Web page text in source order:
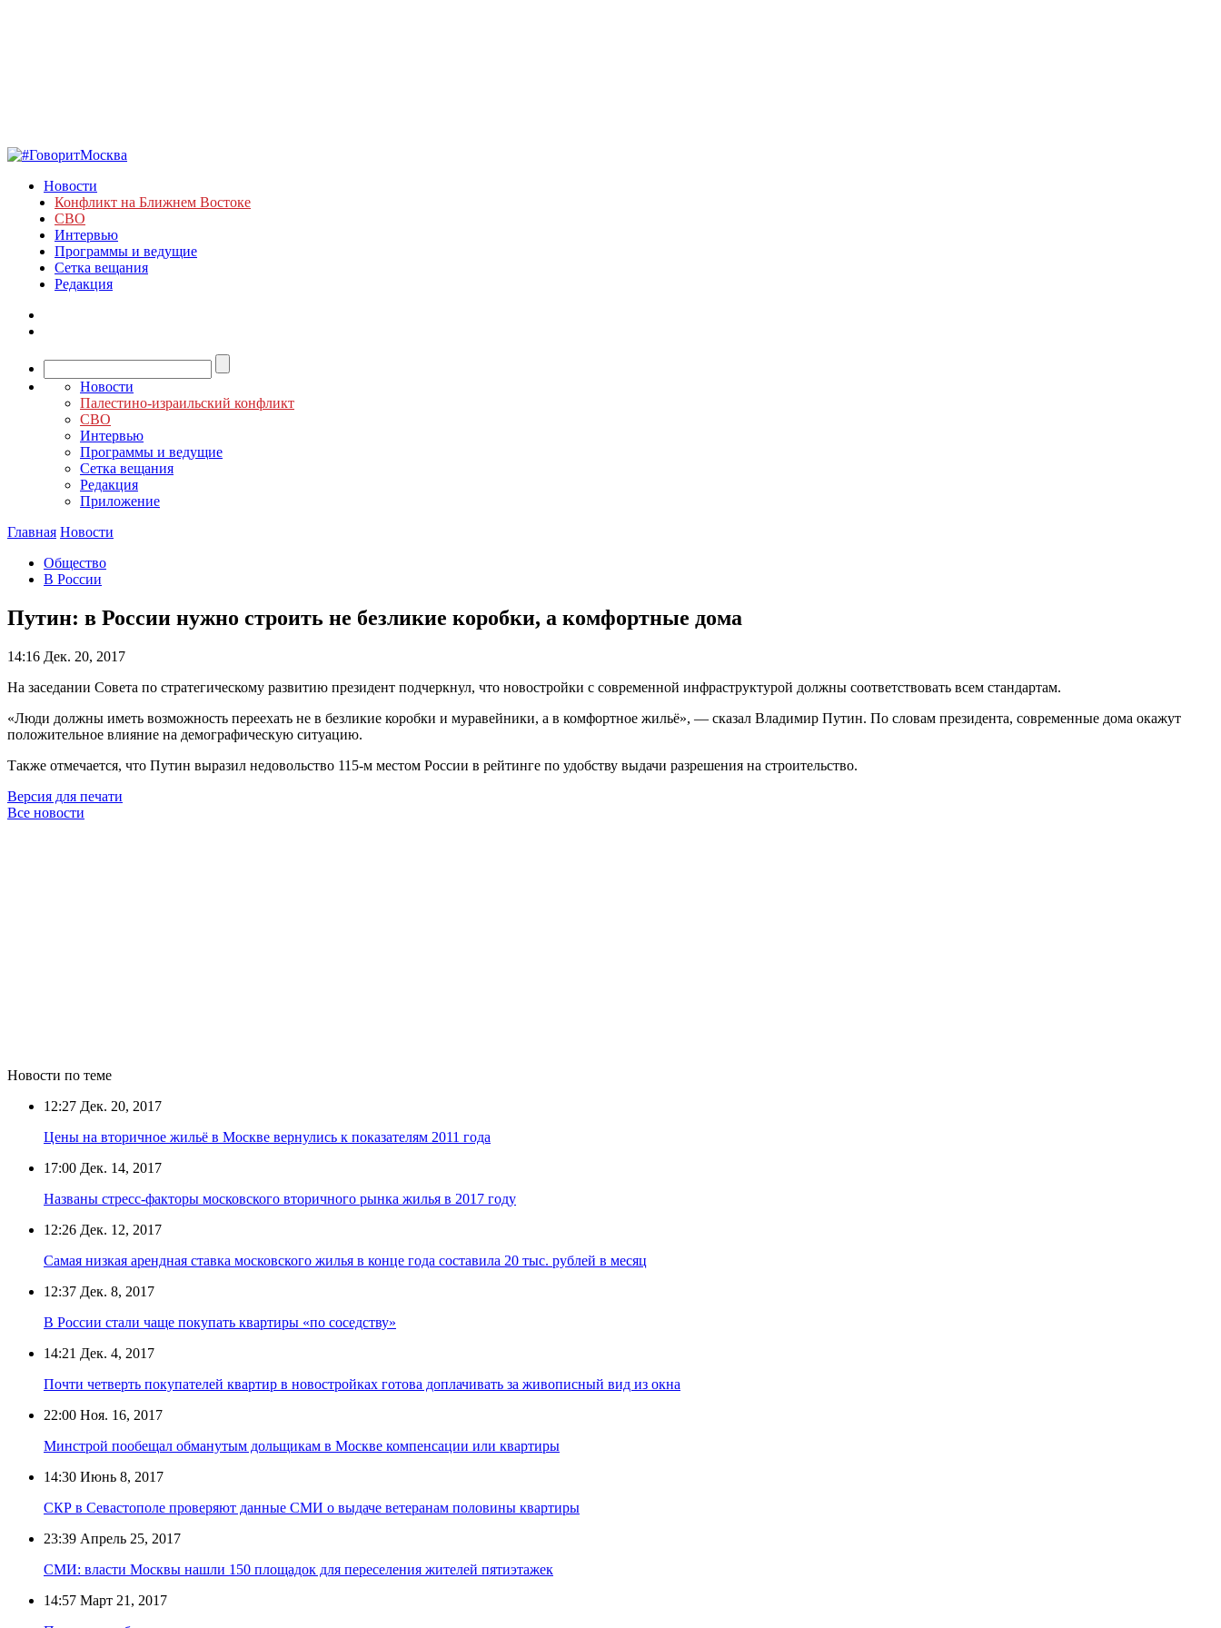
Новости
Конфликт на Ближнем Востоке
СВО
Интервью
Программы и ведущие
Сетка вещания
Редакция
Новости
Палестино-израильский конфликт
СВО
Интервью
Программы и ведущие
Сетка вещания
Редакция
Приложение
Главная Новости
Общество
В России
Путин: в России нужно строить не безликие коробки, а комфортные дома
14:16 Дек. 20, 2017
На заседании Совета по стратегическому развитию президент подчеркнул, что новостройки с современной инфраструктурой должны соответствовать всем стандартам.
«Люди должны иметь возможность переехать не в безликие коробки и муравейники, а в комфортное жильё», — сказал Владимир Путин. По словам президента, современные дома окажут
положительное влияние на демографическую ситуацию.
Также отмечается, что Путин выразил недовольство 115-м местом России в рейтинге по удобству выдачи разрешения на строительство.
Версия для печати
Все новости
Новости по теме
12:27 Дек. 20, 2017
Цены на вторичное жильё в Москве вернулись к показателям 2011 года
17:00 Дек. 14, 2017
Названы стресс-факторы московского вторичного рынка жилья в 2017 году
12:26 Дек. 12, 2017
Самая низкая арендная ставка московского жилья в конце года составила 20 тыс. рублей в месяц
12:37 Дек. 8, 2017
В России стали чаще покупать квартиры «по соседству»
14:21 Дек. 4, 2017
Почти четверть покупателей квартир в новостройках готова доплачивать за живописный вид из окна
22:00 Ноя. 16, 2017
Минстрой пообещал обманутым дольщикам в Москве компенсации или квартиры
14:30 Июнь 8, 2017
СКР в Севастополе проверяют данные СМИ о выдаче ветеранам половины квартиры
23:39 Апрель 25, 2017
СМИ: власти Москвы нашли 150 площадок для переселения жителей пятиэтажек
14:57 Март 21, 2017